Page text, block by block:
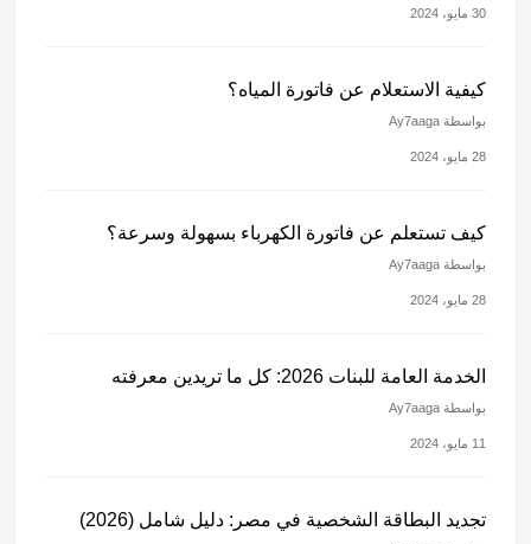
30 مايو، 2024
كيفية الاستعلام عن فاتورة المياه؟
بواسطة Ay7aaga
28 مايو، 2024
كيف تستعلم عن فاتورة الكهرباء بسهولة وسرعة؟
بواسطة Ay7aaga
28 مايو، 2024
الخدمة العامة للبنات 2026: كل ما تريدين معرفته
بواسطة Ay7aaga
11 مايو، 2024
تجديد البطاقة الشخصية في مصر: دليل شامل (2026)